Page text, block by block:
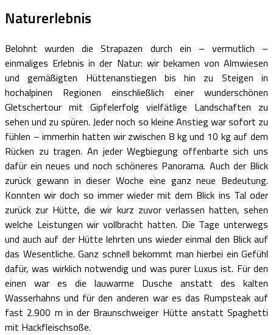
Naturerlebnis
Belohnt wurden die Strapazen durch ein – vermutlich –
einmaliges Erlebnis in der Natur: wir bekamen von Almwiesen
und gemäßigten Hüttenanstiegen bis hin zu Steigen in
hochalpinen Regionen einschließlich einer wunderschönen
Gletschertour mit Gipfelerfolg vielfätlige Landschaften zu
sehen und zu spüren. Jeder noch so kleine Anstieg war sofort zu
fühlen – immerhin hatten wir zwischen 8 kg und 10 kg auf dem
Rücken zu tragen. An jeder Wegbiegung offenbarte sich uns
dafür ein neues und noch schöneres Panorama. Auch der Blick
zurück gewann in dieser Woche eine ganz neue Bedeutung.
Konnten wir doch so immer wieder mit dem Blick ins Tal oder
zurück zur Hütte, die wir kurz zuvor verlassen hatten, sehen
welche Leistungen wir vollbracht hatten. Die Tage unterwegs
und auch auf der Hütte lehrten uns wieder einmal den Blick auf
das Wesentliche. Ganz schnell bekommt man hierbei ein Gefühl
dafür, was wirklich notwendig und was purer Luxus ist. Für den
einen war es die lauwarme Dusche anstatt des kalten
Wasserhahns und für den anderen war es das Rumpsteak auf
fast 2.900 m in der Braunschweiger Hütte anstatt Spaghetti
mit Hackfleischsoße.